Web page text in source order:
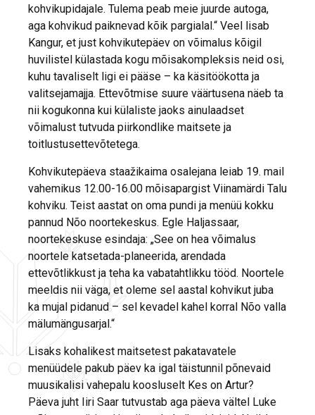
kohvikupidajale. Tulema peab meie juurde autoga,
aga kohvikud paiknevad kõik pargialal.“ Veel lisab
Kangur, et just kohvikutepäev on võimalus kõigil
huvilistel külastada kogu mõisakompleksis neid osi,
kuhu tavaliselt ligi ei pääse – ka käsitöökotta ja
valitsejamajja. Ettevõtmise suure väärtusena näeb ta
nii kogukonna kui külaliste jaoks ainulaadset
võimalust tutvuda piirkondlike maitsete ja
toitlustusettevõtetega.
Kohvikutepäeva staažikaima osalejana leiab 19. mail
vahemikus 12.00-16.00 mõisapargist Viinamärdi Talu
kohviku. Teist aastat on oma pundi ja menüü kokku
pannud Nõo noortekeskus. Egle Haljassaar,
noortekeskuse esindaja: „See on hea võimalus
noortele katsetada-planeerida, arendada
ettevõtlikkust ja teha ka vabatahtlikku tööd. Noortele
meeldis nii väga, et oleme sel aastal kohvikut juba
ka mujal pidanud – sel kevadel kahel korral Nõo valla
mälumängusarjal.“
Lisaks kohalikest maitsetest pakatavatele
menüüdele pakub päev ka igal täistunnil põnevaid
muusikalisi vahepalu koosluselt Kes on Artur?
Päeva juht Iiri Saar tutvustab aga päeva vältel Luke